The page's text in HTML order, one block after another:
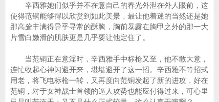
辛西雅她们似乎并不在意自己的春光外泄在外人眼前，这
使得范铜能够得以欣赏到如此美景，最让他着迷的当然还是她
那高耸丰满得异乎寻常的酥胸，胸前暴露在胸甲之外的那一大
片雪白嫩滑的肌肤更是几乎要让他定住了。
当范铜正在意淫时，辛西雅手中标枪又至，他不敢大意，
连忙收起心神闪避开来，堪堪避开了这一招。辛西雅不等招式
用老，将飞电标枪一转，又再度向范铜发起了新的进攻，好在
范铜，对于女神战士首领的逼人攻势也能应付得过来，可心里